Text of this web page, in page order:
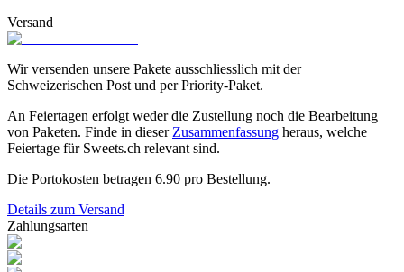
Versand
Wir versenden unsere Pakete ausschliesslich mit der
Schweizerischen Post und per Priority-Paket.
An Feiertagen erfolgt weder die Zustellung noch die Bearbeitung
von Paketen. Finde in dieser Zusammenfassung heraus, welche
Feiertage für Sweets.ch relevant sind.
Die Portokosten betragen 6.90 pro Bestellung.
Details zum Versand
Zahlungsarten